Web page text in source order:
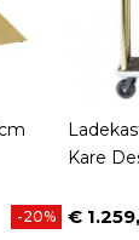
-20%
Kare
Prijs
€